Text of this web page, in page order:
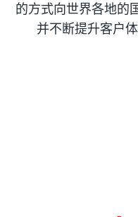
的方式向世界各地的
并不断提升客户